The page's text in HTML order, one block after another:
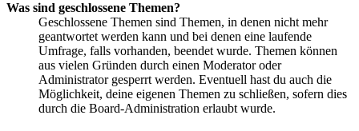
Was sind geschlossene Themen?
Geschlossene Themen sind Themen, in denen nicht mehr
geantwortet werden kann und bei denen eine laufende
Umfrage, falls vorhanden, beendet wurde. Themen können
aus vielen Gründen durch einen Moderator oder
Administrator gesperrt werden. Eventuell hast du auch die
Möglichkeit, deine eigenen Themen zu schließen, sofern dies
durch die Board-Administration erlaubt wurde.